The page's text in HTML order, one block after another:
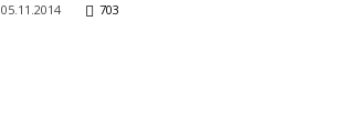
05.11.2014 703